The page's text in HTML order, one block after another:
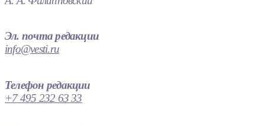
Эл. почта редакции
info@vesti.ru
Телефон редакции
+7 495 232 63 33